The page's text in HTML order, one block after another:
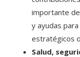
importante
y ayudas
estratégicos
Salud,